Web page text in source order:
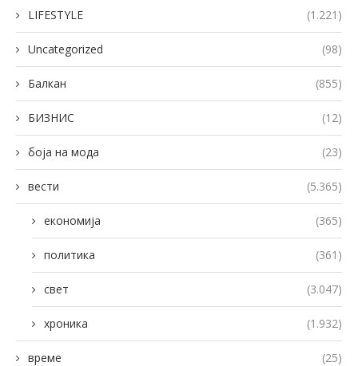
LIFESTYLE (1.221)
Uncategorized (98)
Балкан (855)
БИЗНИС (12)
боја на мода (23)
вести (5.365)
економија (365)
политика (361)
свет (3.047)
хроника (1.932)
време (25)